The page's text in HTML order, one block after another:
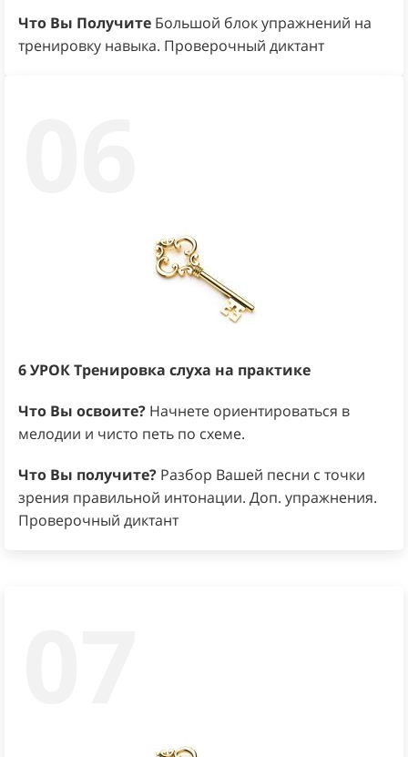
Что Вы Получите Большой блок упражнений на
тренировку навыка. Проверочный диктант
6 УРОКТренировка слуха на практике
Что Вы освоите? Начнете ориентироваться в
мелодии и чисто петь по схеме.
Что Вы получите? Разбор Вашей песни с точки
зрения правильной интонации. Доп. упражнения.
Проверочный диктант